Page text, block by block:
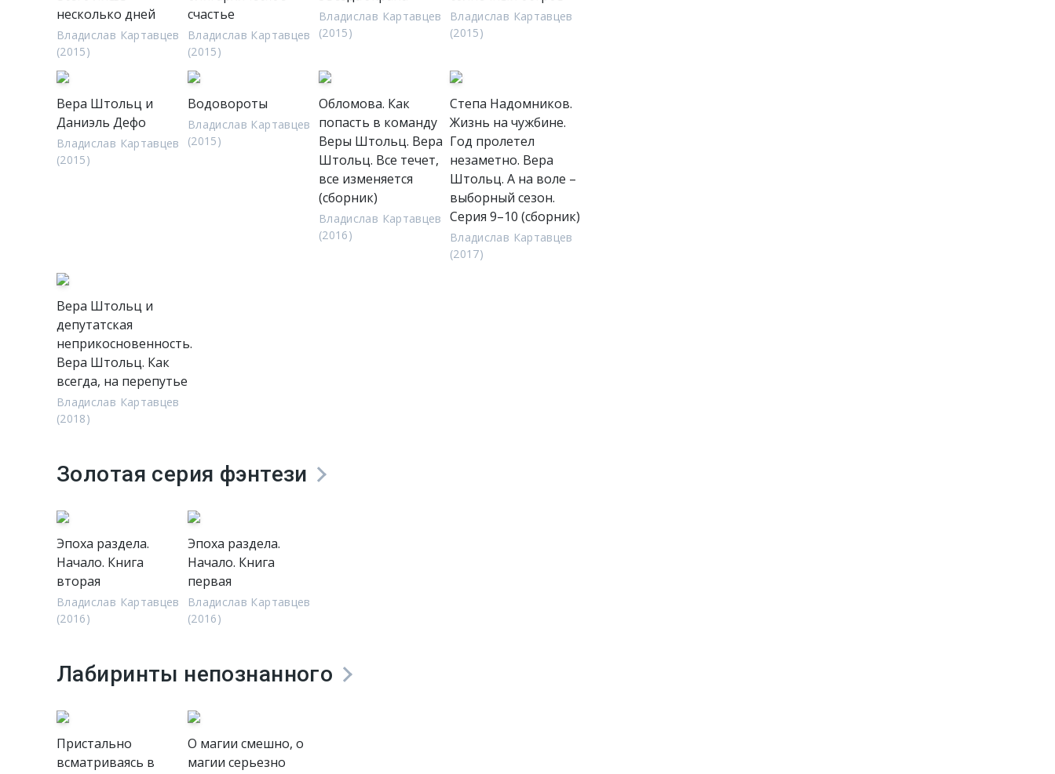
несколько дней
Владислав Картавцев
(2015)
счастье
Владислав Картавцев
(2015)
Владислав Картавцев
(2015)
Владислав Картавцев
(2015)
Вера Штольц и
Даниэль Дефо
Владислав Картавцев
(2015)
Водовороты
Владислав Картавцев
(2015)
Обломова. Как
попасть в команду
Веры Штольц. Вера
Штольц. Все течет,
все изменяется
(сборник)
Владислав Картавцев
(2016)
Степа Надомников.
Жизнь на чужбине.
Год пролетел
незаметно. Вера
Штольц. А на воле –
выборный сезон.
Серия 9–10 (сборник)
Владислав Картавцев
(2017)
Вера Штольц и
депутатская
неприкосновенность.
Вера Штольц. Как
всегда, на перепутье
Владислав Картавцев
(2018)
Золотая серия фэнтези
Эпоха раздела.
Начало. Книга
вторая
Владислав Картавцев
(2016)
Эпоха раздела.
Начало. Книга
первая
Владислав Картавцев
(2016)
Лабиринты непознанного
Пристально
всматриваясь в
О магии смешно, о
магии серьезно